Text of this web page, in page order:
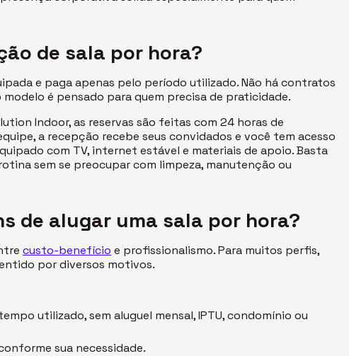
de sala por hora?
e paga apenas pelo período utilizado. Não há contratos
é pensado para quem precisa de praticidade.
Indoor, as reservas são feitas com 24 horas de
a recepção recebe seus convidados e você tem acesso
com TV, internet estável e materiais de apoio. Basta
sem se preocupar com limpeza, manutenção ou
de alugar uma sala por hora?
custo-benefício e profissionalismo. Para muitos perfis,
por diversos motivos.
utilizado, sem aluguel mensal, IPTU, condomínio ou
sua necessidade.